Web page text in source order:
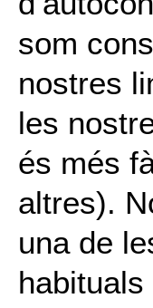
som
nostres
les
és més
altres).
una de